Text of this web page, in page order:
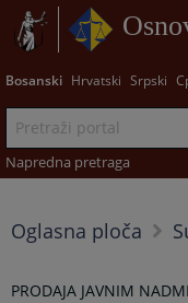
Bosanski Hrvatski Srpski
Napredna pretraga
Oglasna ploča
PRODAJA JAVNIM